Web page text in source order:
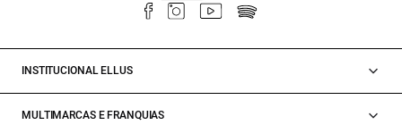
INSTITUCIONAL ELLUS
MULTIMARCAS E FRANQUIAS